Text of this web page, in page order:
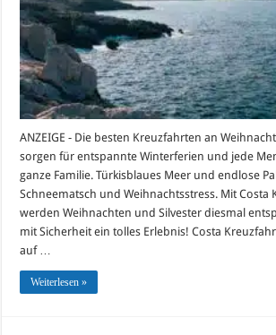
ANZEIGE - Die besten Kreuzfahrten an
sorgen für entspannte Winterferien und jede
ganze Familie. Türkisblaues Meer und endlose
Schneematsch und Weihnachtsstress. Mit Costa
werden Weihnachten und Silvester diesmal
mit Sicherheit ein tolles Erlebnis! Costa
auf …
Weiterlesen »